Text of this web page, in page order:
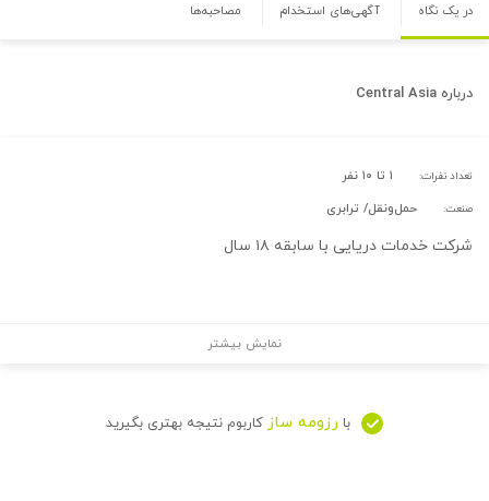
در یک نگاه آگهی‌های استخدام مصاحبه‌ها
درباره Central Asia
تعداد نفرات: ۱ تا ۱۰ نفر
صنعت: حمل‌و‌نقل/ ترابری
شرکت خدمات دریایی با سابقه ۱۸ سال
نمایش بیشتر
با رزومه ساز کاربوم نتیجه بهتری بگیرید